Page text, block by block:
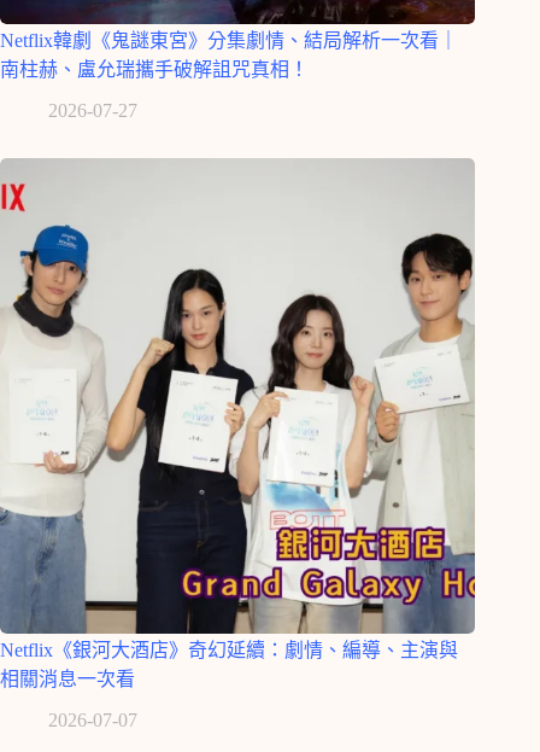
Netflix韓劇《鬼謎東宮》分集劇情、結局解析一次看｜
南柱赫、盧允瑞攜手破解詛咒真相！
2026-07-27
Netflix《銀河大酒店》奇幻延續：劇情、編導、主演與
相關消息一次看
2026-07-07